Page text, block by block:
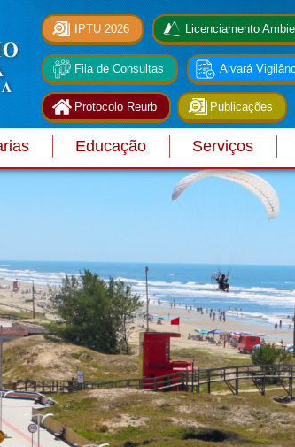
IPTU 2026 Licenciamento
Fila de Consultas Alvará
Protocolo Reurb Publicações
Educação Serviços